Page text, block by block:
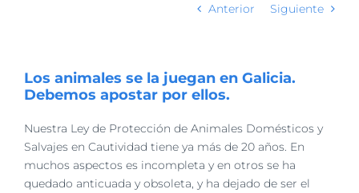
Anterior Siguiente
Los animales se la juegan en Galicia.
Debemos apostar por ellos.
Nuestra Ley de Protección de Animales Domésticos y
Salvajes en Cautividad tiene ya más de 20 años. En
muchos aspectos es incompleta y en otros se ha
quedado anticuada y obsoleta, y ha dejado de ser el